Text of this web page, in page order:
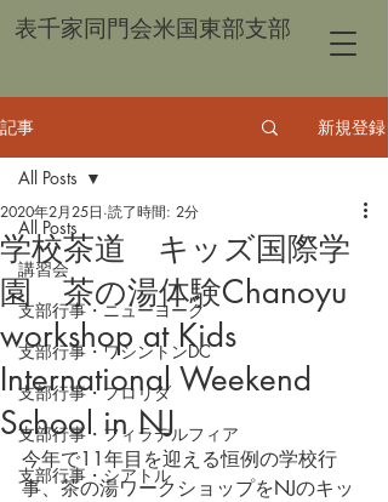
表千家同門会米国東部支部
記事 新規登録
All Posts
講習会
支部行事・ニューヨーク
支部行事・ワシントンDC
支部行事・フロリダ
支部行事・フィラデルフィア
支部行事・シアトル
All Posts
学校茶道 キッズ国際学
園 茶の湯体験Chanoyu
workshop at Kids
International Weekend
School in NJ
2020年2月25日 読了時間: 2分
今年で11年目を迎える恒例の学校行
事、茶の湯ワークショップをNJのキッ